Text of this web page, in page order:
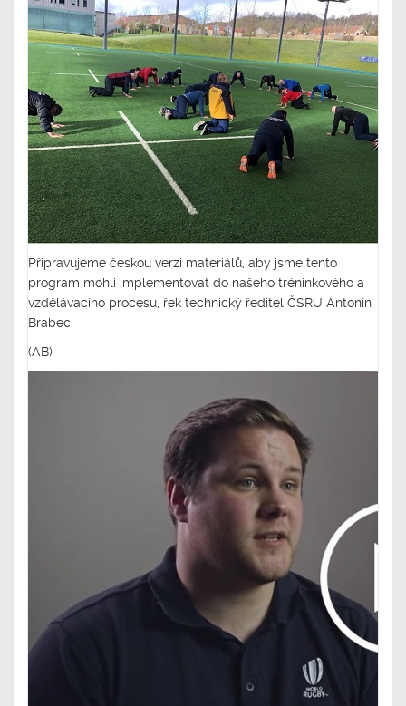
Připravujeme českou verzi materiálů, aby jsme tento
program mohli implementovat do našeho tréninkového a
vzdělávacího procesu, řek technický ředitel ČSRU Antonín
Brabec.
(AB)